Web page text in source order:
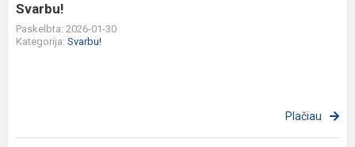
Svarbu!
Paskelbta: 2026-01-30
Kategorija: Svarbu!
Plačiau